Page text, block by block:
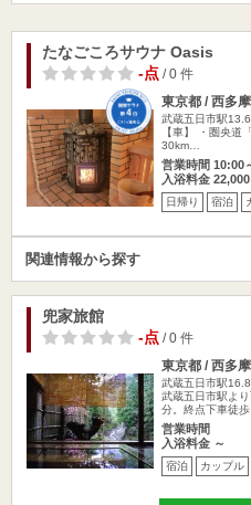
たなごころサウナ Oasis
-点/ 0 件
東京都 / 西多
武蔵五日市駅
【車】 ・圏央道
30km…
営業時間 10:00
入浴料金 22,000
日帰り 宿泊
関連情報から探す
兜家旅館
-点/ 0 件
東京都 / 西多
武蔵五日市駅
武蔵五日市駅よ
分。終点下車徒歩
営業時間
入浴料金 ～
宿泊 カップル